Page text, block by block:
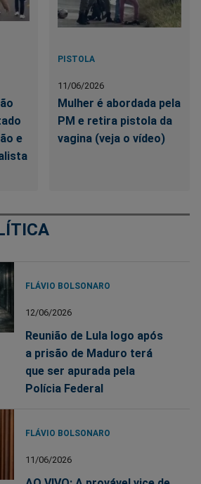
e
PISTOLA
11/06/2026
Mulher é abordada pela
PM e retira pistola da
vagina (veja o vídeo)
FLÁVIO BOLSONARO
12/06/2026
Reunião de Lula logo após
a prisão de Maduro terá
que ser apurada pela
Polícia Federal
FLÁVIO BOLSONARO
11/06/2026